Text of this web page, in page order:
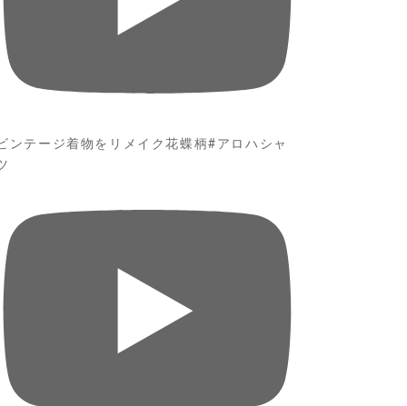
ンテージ着物をリメイク花蝶柄#アロハシャ